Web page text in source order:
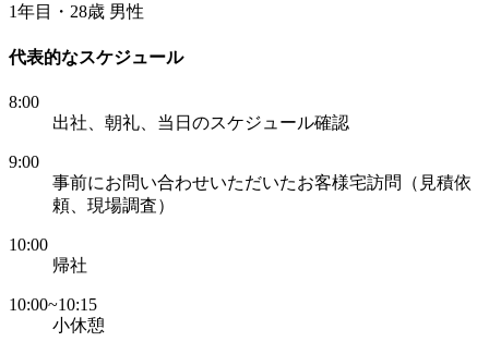
1年目・28歳 男性
代表的なスケジュール
8:00
出社、朝礼、当日のスケジュール確認
9:00
事前にお問い合わせいただいたお客様宅訪問（見積依
頼、現場調査）
10:00
帰社
10:00~10:15
小休憩